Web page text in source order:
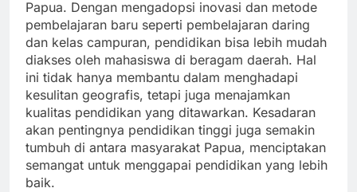
Papua. Dengan mengadopsi inovasi dan metode
pembelajaran baru seperti pembelajaran daring
dan kelas campuran, pendidikan bisa lebih mudah
diakses oleh mahasiswa di beragam daerah. Hal
ini tidak hanya membantu dalam menghadapi
kesulitan geografis, tetapi juga menajamkan
kualitas pendidikan yang ditawarkan. Kesadaran
akan pentingnya pendidikan tinggi juga semakin
tumbuh di antara masyarakat Papua, menciptakan
semangat untuk menggapai pendidikan yang lebih
baik.